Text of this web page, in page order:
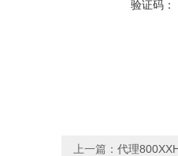
验证码：
上一篇： 代理